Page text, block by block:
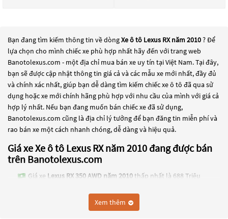
Bạn đang tìm kiếm thông tin về dòngXe ô tô Lexus RX năm 2010? Để
lựa chọn cho mình chiếc xe phù hợp nhất hãy đến với trang web
Banotolexus.com - một địa chỉ mua bán xe uy tín tại Việt Nam. Tại đây,
bạn sẽ được cập nhật thông tin giá cả và các mẫu xe mới nhất, đầy đủ
và chính xác nhất, giúp bạn dễ dàng tìm kiếm chiếc xe ô tô đã qua sử
dụng hoặc xe mới chính hãng phù hợp với nhu cầu của mình với giá cả
hợp lý nhất. Nếu bạn đang muốn bán chiếc xe đã sử dụng,
Banotolexus.com cũng là địa chỉ lý tưởng để bạn đăng tin miễn phí và
rao bán xe một cách nhanh chóng, dễ dàng và hiệu quả.
Giá xe Xe ô tô Lexus RX năm 2010 đang được bán
trên Banotolexus.com
Giá xe Lexus RX 350 AWD năm 2010thấp nhất là 688 Triệu
Xe ô tô Lexus RX năm 2010đang trở thành một lựa chọn phổ
biến cho những người đang tìm kiếm chiếc xe đáng tin cậy. Và để đáp
Xem thêm